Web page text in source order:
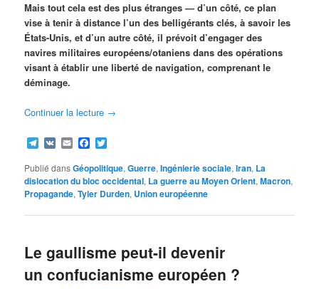
Mais tout cela est des plus étranges — d’un côté, ce plan
vise à tenir à distance l’un des belligérants clés, à savoir les
États-Unis, et d’un autre côté, il prévoit d’engager des
navires militaires européens/otaniens dans des opérations
visant à établir une liberté de navigation, comprenant le
déminage.
Continuer la lecture →
Telegram
VK EmailFacebook
Publié dansGéopolitique,Guerre,Ingénierie sociale,Iran, La
dislocation du bloc occidental, La guerre au Moyen Orient,Macron,
Propagande,Tyler Durden, Union européenne
Le gaullisme peut-il devenir
un confucianisme européen ?